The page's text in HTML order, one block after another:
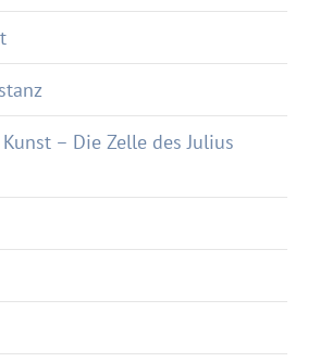
– Die Zelle des Julius